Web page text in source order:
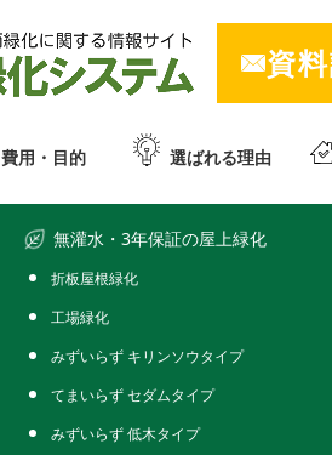
資
費用・目的 選ばれる理由
屋上緑化・壁面緑化に関する総合
無灌水・3年保証の屋上緑化
折板屋根緑化
工場緑化
みずいらず キリンソウタイプ
てまいらず セダムタイプ
みずいらず 低木タイプ